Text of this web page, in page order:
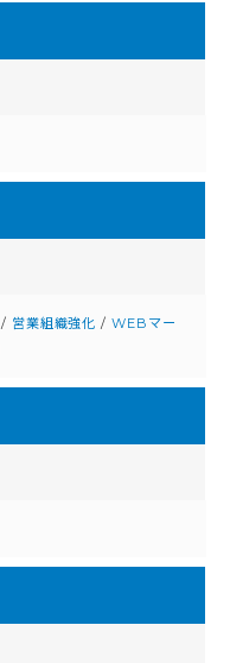
/ 営業組織強化 / WEBマー